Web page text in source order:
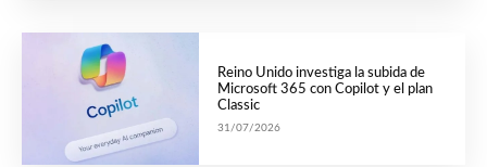
Reino Unido investiga la subida de
Microsoft 365 con Copilot y el plan
Classic
31/07/2026